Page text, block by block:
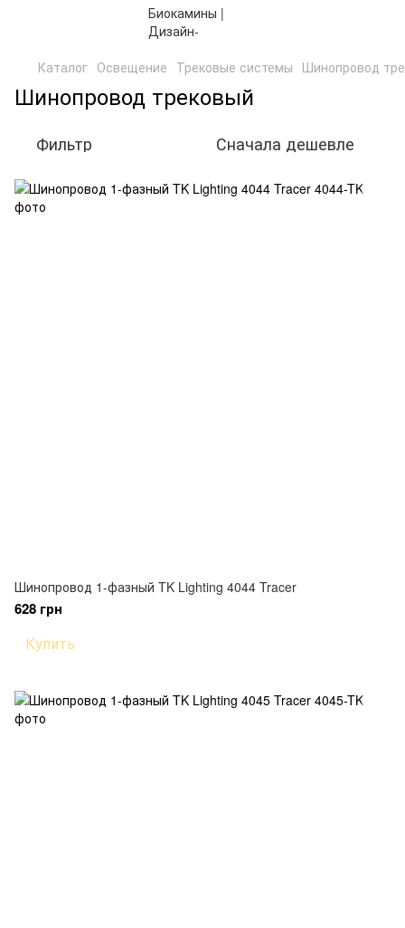
Каталог Освещение Трековые системы Шинопровод
Шинопровод трековый
Фильтр Сначала дешевле
Шинопровод 1-фазный TK Lighting 4044 Tracer
628 грн
Купить